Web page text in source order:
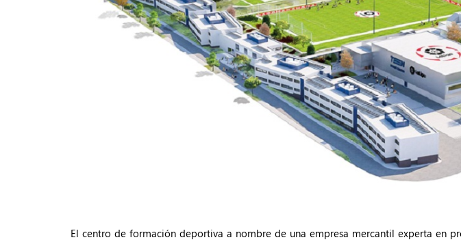
El centro de formación deportiva a nombre de una empresa mercantil experta en